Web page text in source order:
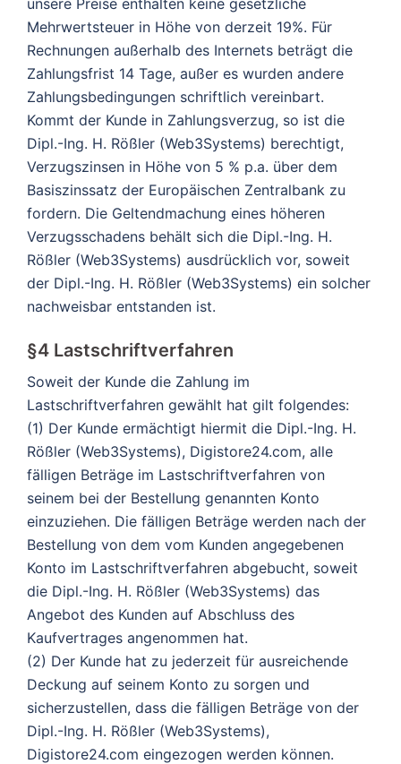
Mehrwertsteuer in Höhe von derzeit 19%. Für
Rechnungen außerhalb des Internets beträgt die
Zahlungsfrist 14 Tage, außer es wurden andere
Zahlungsbedingungen schriftlich vereinbart.
Kommt der Kunde in Zahlungsverzug, so ist die
Dipl.-Ing. H. Rößler (Web3Systems) berechtigt,
Verzugszinsen in Höhe von 5 % p.a. über dem
Basiszinssatz der Europäischen Zentralbank zu
fordern. Die Geltendmachung eines höheren
Verzugsschadens behält sich die Dipl.-Ing. H.
Rößler (Web3Systems) ausdrücklich vor, soweit
der Dipl.-Ing. H. Rößler (Web3Systems) ein solcher
nachweisbar entstanden ist.
§4 Lastschriftverfahren
Soweit der Kunde die Zahlung im
Lastschriftverfahren gewählt hat gilt folgendes:
(1) Der Kunde ermächtigt hiermit die Dipl.-Ing. H.
Rößler (Web3Systems), Digistore24.com, alle
fälligen Beträge im Lastschriftverfahren von
seinem bei der Bestellung genannten Konto
einzuziehen. Die fälligen Beträge werden nach der
Bestellung von dem vom Kunden angegebenen
Konto im Lastschriftverfahren abgebucht, soweit
die Dipl.-Ing. H. Rößler (Web3Systems) das
Angebot des Kunden auf Abschluss des
Kaufvertrages angenommen hat.
(2) Der Kunde hat zu jederzeit für ausreichende
Deckung auf seinem Konto zu sorgen und
sicherzustellen, dass die fälligen Beträge von der
Dipl.-Ing. H. Rößler (Web3Systems),
Digistore24.com eingezogen werden können.